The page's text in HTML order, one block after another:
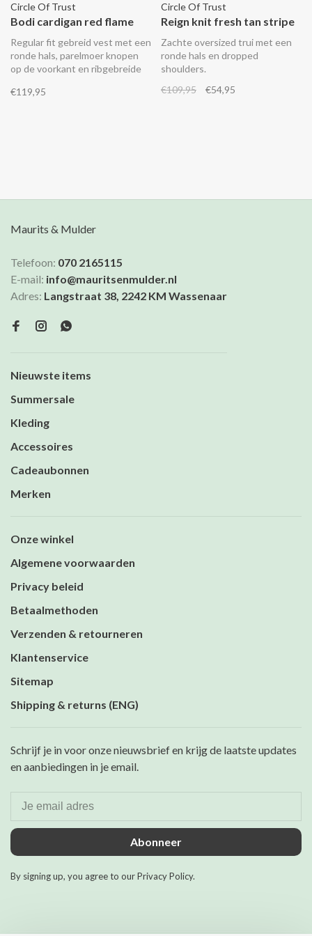
Circle Of Trust
Bodi cardigan red flame
Regular fit gebreid vest met een
ronde hals, parelmoer knopen
op de voorkant en ribgebreide
de mouwen.
€119,95
Circle Of Trust
Reign knit fresh tan stripe
Zachte oversized trui met een
ronde hals en dropped
shoulders.
€109,95
€54,95
Maurits & Mulder
Telefoon: 070 2165115
E-mail: info@mauritsenmulder.nl
Adres: Langstraat 38, 2242 KM Wassenaar
Nieuwste items
Summersale
Kleding
Accessoires
Cadeaubonnen
Merken
Onze winkel
Algemene voorwaarden
Privacy beleid
Betaalmethoden
Verzenden & retourneren
Klantenservice
Sitemap
Shipping & returns (ENG)
Schrijf je in voor onze nieuwsbrief en krijg de laatste updates
en aanbiedingen in je email.
Abonneer
By signing up, you agree to our Privacy Policy.